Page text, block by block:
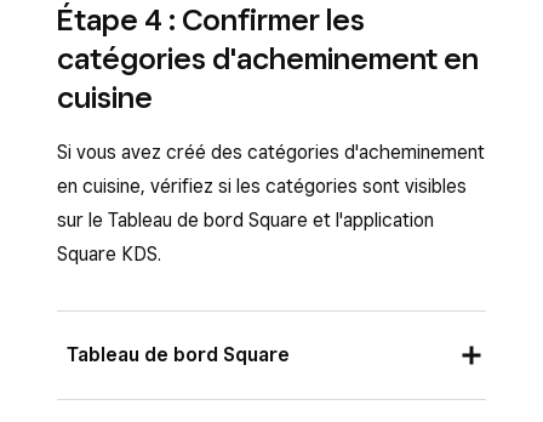
Étape 4 : Confirmer les
catégories d'acheminement en
cuisine
Si vous avez créé des catégories d'acheminement
en cuisine, vérifiez si les catégories sont visibles
sur le Tableau de bord Square et l'application
Square KDS.
Tableau de bord Square